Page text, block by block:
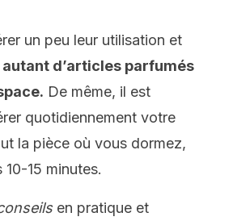
un peu leur utilisation et
d’articles parfumés
De même, il est
quotidiennement votre
la pièce où vous dormez,
15 minutes.
en pratique et